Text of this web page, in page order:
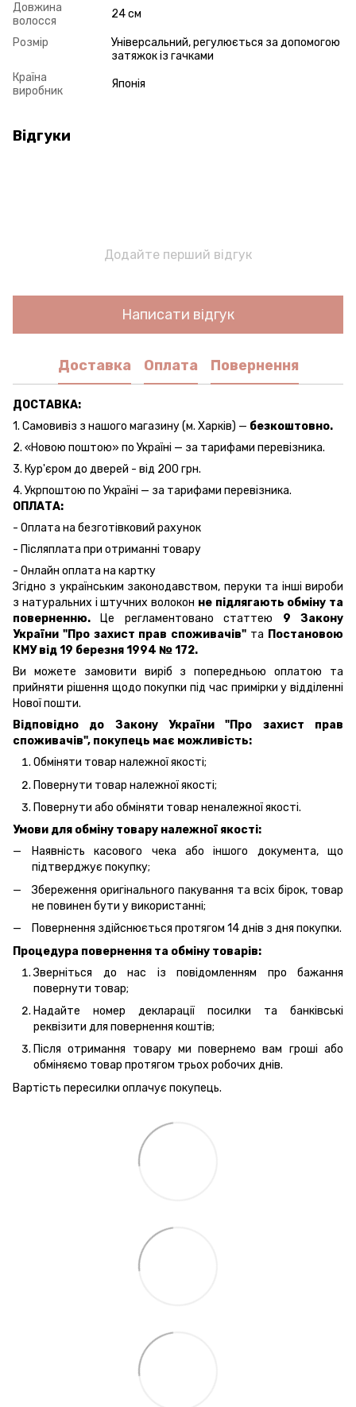
Довжина
волосся
24 см
Розмір
Універсальний, регулюється за допомогою
затяжок із гачками
Країна
виробник
Японія
Відгуки
Додайте перший відгук
Написати відгук
Доставка Оплата Повернення
ДОСТАВКА:
1. Самовивіз з нашого магазину (м. Харків) — безкоштовно.
2. «Новою поштою» по Україні — за тарифами перевізника.
3. Кур'єром до дверей - від 200 грн.
4. Укрпоштою по Україні — за тарифами перевізника.
ОПЛАТА:
- Оплата на безготівковий рахунок
- Післяплата при отриманні товару
- Онлайн оплата на картку
Згідно з українським законодавством, перуки та інші вироби
з натуральних і штучних волокон не підлягають обміну та
поверненню. Це регламентовано статтею 9 Закону
України "Про захист прав споживачів" та Постановою
КМУ від 19 березня 1994 № 172.
Ви можете замовити виріб з попередньою оплатою та
прийняти рішення щодо покупки під час примірки у відділенні
Нової пошти.
Відповідно до Закону України "Про захист прав
споживачів", покупець має можливість:
Обміняти товар належної якості;
Повернути товар належної якості;
Повернути або обміняти товар неналежної якості.
Умови для обміну товару належної якості:
Наявність касового чека або іншого документа, що
підтверджує покупку;
Збереження оригінального пакування та всіх бірок, товар
не повинен бути у використанні;
Повернення здійснюється протягом 14 днів з дня покупки.
Процедура повернення та обміну товарів:
Зверніться до нас із повідомленням про бажання
повернути товар;
Надайте номер декларації посилки та банківські
реквізити для повернення коштів;
Після отримання товару ми повернемо вам гроші або
обміняємо товар протягом трьох робочих днів.
Вартість пересилки оплачує покупець.